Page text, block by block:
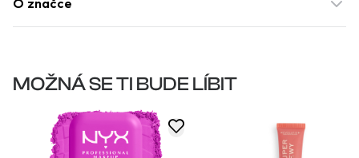
O značce
MOŽNÁ SE TI BUDE LÍBIT